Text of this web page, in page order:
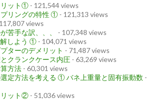
リット① - 121,544 views
リングの特性 ① - 121,313 views
views
苦手な訳、、、
- 107,348 views
解しよう ① - 104,071 views
ターのデメリット - 71,487 views
クランクケース内圧 - 63,269 views
方法 - 60,301 views
定方法を考える ① バネ上重量と固有振動数 -
リット② - 51,036 views